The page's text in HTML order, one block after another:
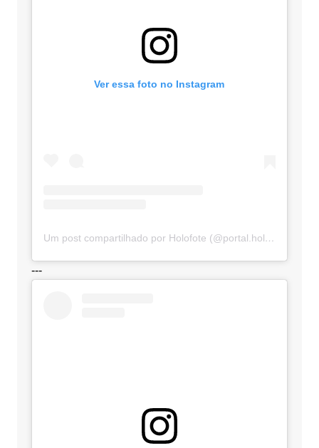
Ver essa foto no Instagram
Um post compartilhado por Holofote (@portal.holofote)
---